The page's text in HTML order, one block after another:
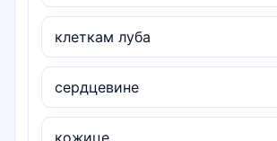
клеткам луба
сердцевине
кожице